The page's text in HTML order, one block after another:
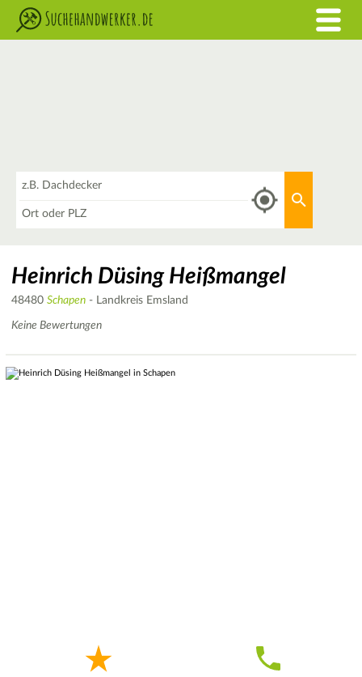
Heinrich Düsing Heißmangel
48480 Schapen - Landkreis Emsland
Keine Bewertungen